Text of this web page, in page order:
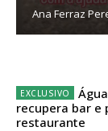
Faça-se
Sendo assinante
Ana Ferraz
recupera bar e
restaurante